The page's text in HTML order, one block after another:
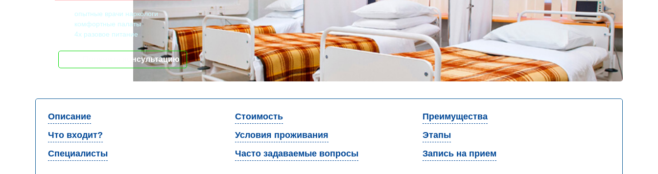
опытные врачи наркологи
комфортные палаты
4х разовое питание
Получить консультацию
Описание Стоимость
Преимущества
Что входит?
Условия проживания
Этапы
Специалисты
Часто задаваемые вопросы Запись на прием